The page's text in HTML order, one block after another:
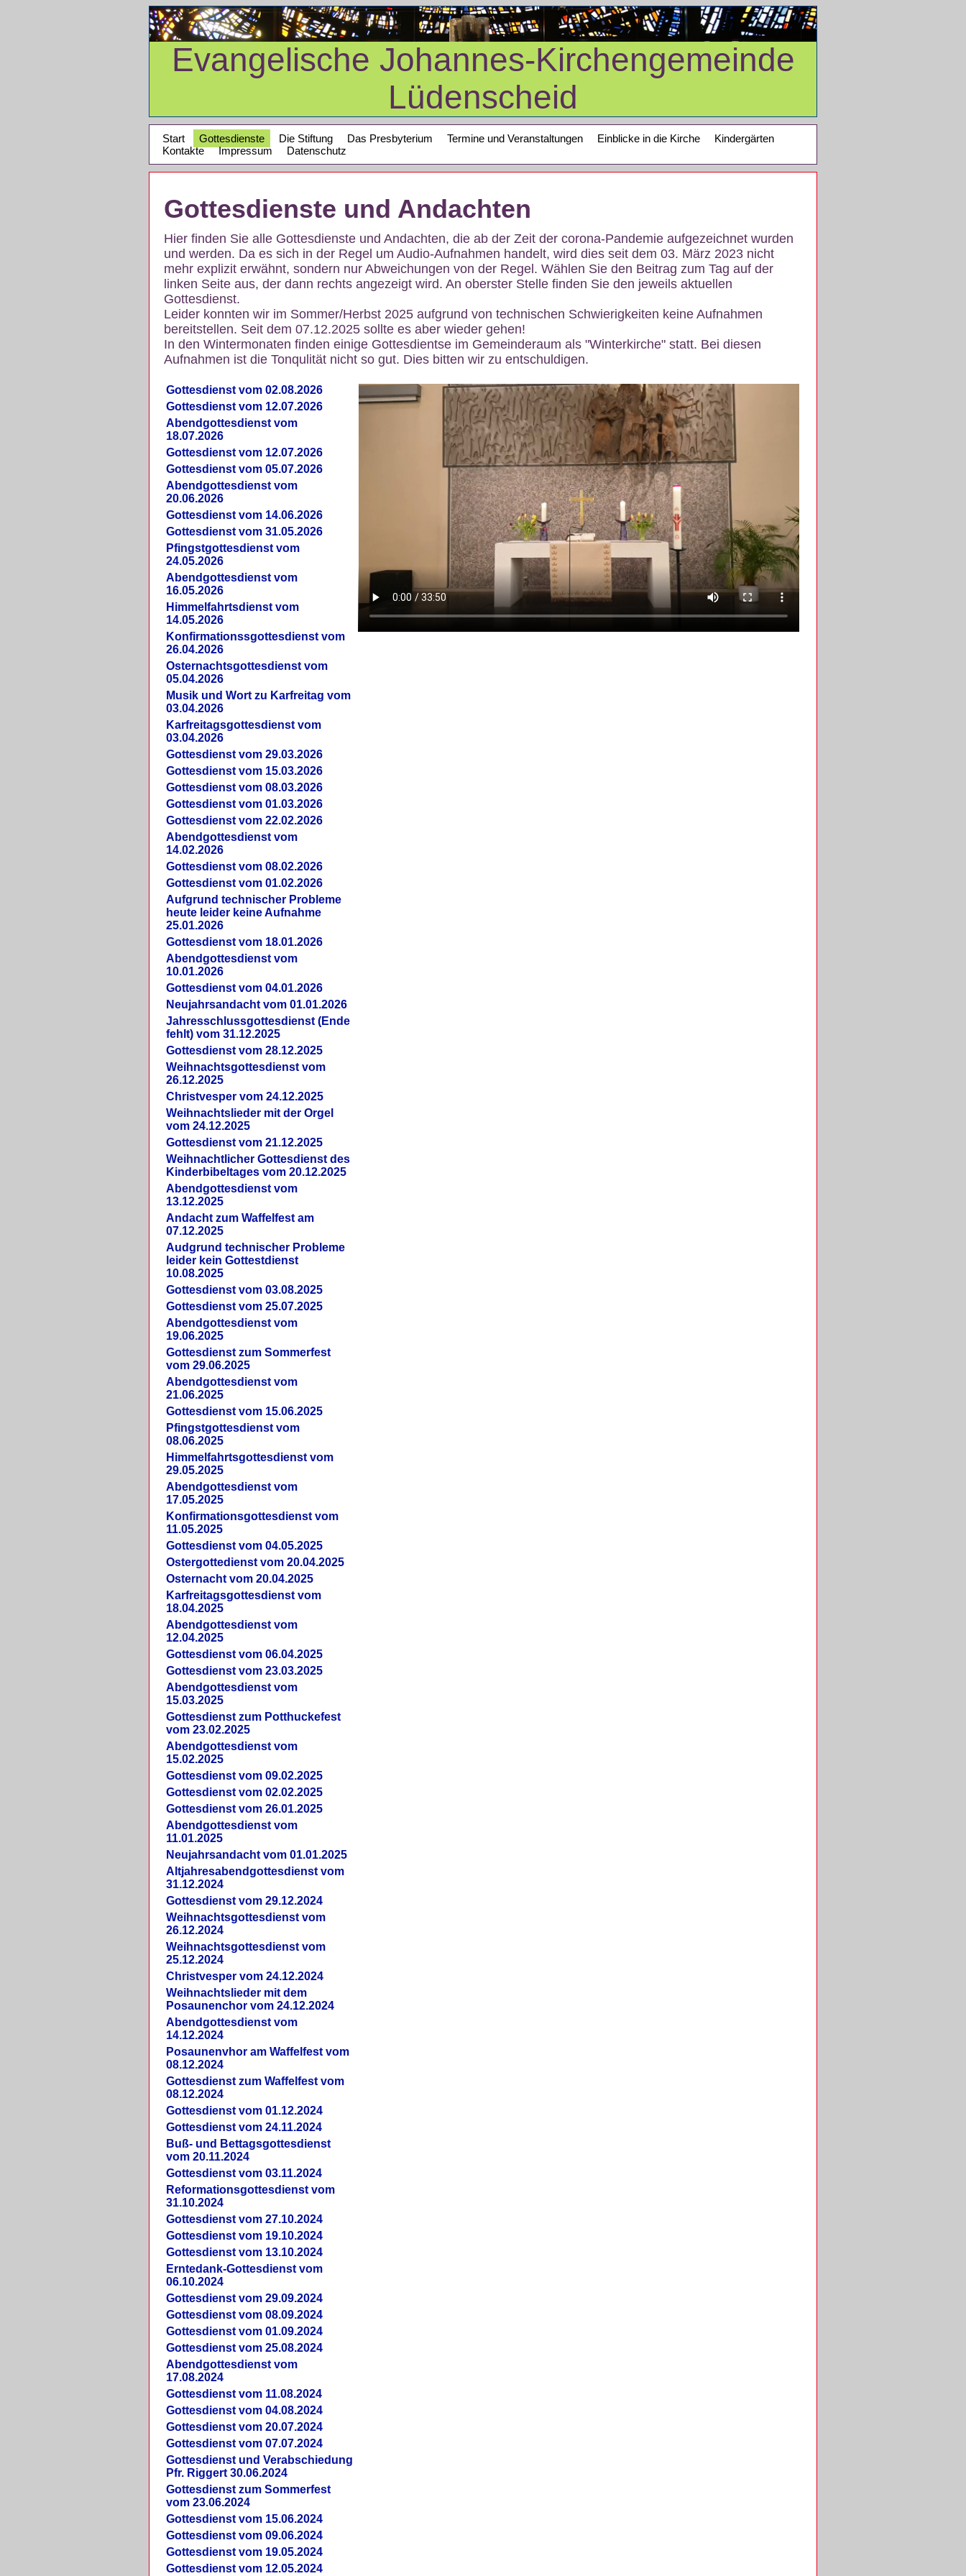
Evangelische Johannes-Kirchengemeinde
Lüdenscheid
Start Gottesdienste Die Stiftung Das Presbyterium Termine und Veranstaltungen Einblicke in die Kirche
Kindergärten
Kontakte
Impressum Datenschutz
Gottesdienste und Andachten
Hier finden Sie alle Gottesdienste und Andachten, die ab der Zeit der corona-Pandemie aufgezeichnet wurden
und werden. Da es sich in der Regel um Audio-Aufnahmen handelt, wird dies seit dem 03. März 2023 nicht
mehr explizit erwähnt, sondern nur Abweichungen von der Regel. Wählen Sie den Beitrag zum Tag auf der
linken Seite aus, der dann rechts angezeigt wird. An oberster Stelle finden Sie den jeweils aktuellen
Gottesdienst.
Leider konnten wir im Sommer/Herbst 2025 aufgrund von technischen Schwierigkeiten keine Aufnahmen
bereitstellen. Seit dem 07.12.2025 sollte es aber wieder gehen!
In den Wintermonaten finden einige Gottesdientse im Gemeinderaum als "Winterkirche" statt. Bei diesen
Aufnahmen ist die Tonqulität nicht so gut. Dies bitten wir zu entschuldigen.
Gottesdienst vom 02.08.2026
Gottesdienst vom 12.07.2026
Abendgottesdienst vom
18.07.2026
Gottesdienst vom 12.07.2026
Gottesdienst vom 05.07.2026
Abendgottesdienst vom
20.06.2026
Gottesdienst vom 14.06.2026
Gottesdienst vom 31.05.2026
Pfingstgottesdienst vom
24.05.2026
Abendgottesdienst vom
16.05.2026
Himmelfahrtsdienst vom
14.05.2026
Konfirmationssgottesdienst vom
26.04.2026
Osternachtsgottesdienst vom
05.04.2026
Musik und Wort zu Karfreitag vom
03.04.2026
Karfreitagsgottesdienst vom
03.04.2026
Gottesdienst vom 29.03.2026
Gottesdienst vom 15.03.2026
Gottesdienst vom 08.03.2026
Gottesdienst vom 01.03.2026
Gottesdienst vom 22.02.2026
Abendgottesdienst vom
14.02.2026
Gottesdienst vom 08.02.2026
Gottesdienst vom 01.02.2026
Aufgrund technischer Probleme
heute leider keine Aufnahme
25.01.2026
Gottesdienst vom 18.01.2026
Abendgottesdienst vom
10.01.2026
Gottesdienst vom 04.01.2026
Neujahrsandacht vom 01.01.2026
Jahresschlussgottesdienst (Ende
fehlt) vom 31.12.2025
Gottesdienst vom 28.12.2025
Weihnachtsgottesdienst vom
26.12.2025
Christvesper vom 24.12.2025
Weihnachtslieder mit der Orgel
vom 24.12.2025
Gottesdienst vom 21.12.2025
Weihnachtlicher Gottesdienst des
Kinderbibeltages vom 20.12.2025
Abendgottesdienst vom
13.12.2025
Andacht zum Waffelfest am
07.12.2025
Audgrund technischer Probleme
leider kein Gottestdienst
10.08.2025
Gottesdienst vom 03.08.2025
Gottesdienst vom 25.07.2025
Abendgottesdienst vom
19.06.2025
Gottesdienst zum Sommerfest
vom 29.06.2025
Abendgottesdienst vom
21.06.2025
Gottesdienst vom 15.06.2025
Pfingstgottesdienst vom
08.06.2025
Himmelfahrtsgottesdienst vom
29.05.2025
Abendgottesdienst vom
17.05.2025
Konfirmationsgottesdienst vom
11.05.2025
Gottesdienst vom 04.05.2025
Ostergottedienst vom 20.04.2025
Osternacht vom 20.04.2025
Karfreitagsgottesdienst vom
18.04.2025
Abendgottesdienst vom
12.04.2025
Gottesdienst vom 06.04.2025
Gottesdienst vom 23.03.2025
Abendgottesdienst vom
15.03.2025
Gottesdienst zum Potthuckefest
vom 23.02.2025
Abendgottesdienst vom
15.02.2025
Gottesdienst vom 09.02.2025
Gottesdienst vom 02.02.2025
Gottesdienst vom 26.01.2025
Abendgottesdienst vom
11.01.2025
Neujahrsandacht vom 01.01.2025
Altjahresabendgottesdienst vom
31.12.2024
Gottesdienst vom 29.12.2024
Weihnachtsgottesdienst vom
26.12.2024
Weihnachtsgottesdienst vom
25.12.2024
Christvesper vom 24.12.2024
Weihnachtslieder mit dem
Posaunenchor vom 24.12.2024
Abendgottesdienst vom
14.12.2024
Posaunenvhor am Waffelfest vom
08.12.2024
Gottesdienst zum Waffelfest vom
08.12.2024
Gottesdienst vom 01.12.2024
Gottesdienst vom 24.11.2024
Buß- und Bettagsgottesdienst
vom 20.11.2024
Gottesdienst vom 03.11.2024
Reformationsgottesdienst vom
31.10.2024
Gottesdienst vom 27.10.2024
Gottesdienst vom 19.10.2024
Gottesdienst vom 13.10.2024
Erntedank-Gottesdienst vom
06.10.2024
Gottesdienst vom 29.09.2024
Gottesdienst vom 08.09.2024
Gottesdienst vom 01.09.2024
Gottesdienst vom 25.08.2024
Abendgottesdienst vom
17.08.2024
Gottesdienst vom 11.08.2024
Gottesdienst vom 04.08.2024
Gottesdienst vom 20.07.2024
Gottesdienst vom 07.07.2024
Gottesdienst und Verabschiedung
Pfr. Riggert 30.06.2024
Gottesdienst zum Sommerfest
vom 23.06.2024
Gottesdienst vom 15.06.2024
Gottesdienst vom 09.06.2024
Gottesdienst vom 19.05.2024
Gottesdienst vom 12.05.2024